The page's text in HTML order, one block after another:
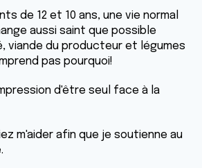
de 12 et 10 ans, une vie normal
aussi saint que possible
viande du producteur et légumes
pas pourquoi!
d'être seul face à la
m'aider afin que je soutienne au